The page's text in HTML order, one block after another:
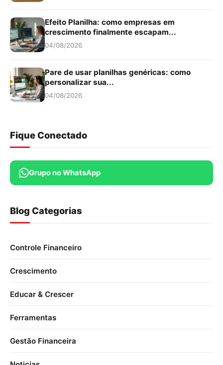
Efeito Planilha: como empresas em
crescimento finalmente escapam...
04/08/2026
Pare de usar planilhas genéricas: como
personalizar sua...
04/08/2026
Fique Conectado
Grupo no WhatsApp
Blog Categorias
Controle Financeiro
Crescimento
Educar & Crescer
Ferramentas
Gestão Financeira